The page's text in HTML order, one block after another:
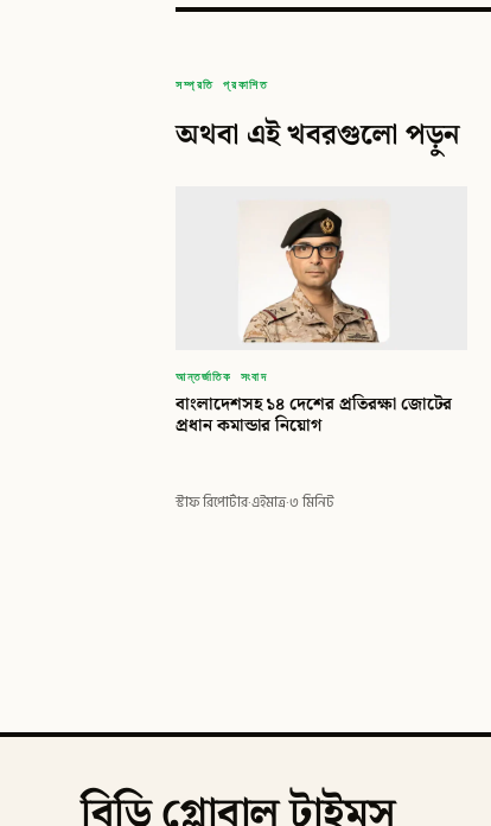
সম্প্রতি প্রকাশিত
অথবা এই খবরগুলো পড়ুন
আন্তর্জাতিক সংবাদ
বাংলাদেশসহ ১৪ দেশের প্রতিরক্ষা জোটের
প্রধান কমান্ডার নিয়োগ
স্টাফ রিপোর্টার·এইমাত্র·৩ মিনিট